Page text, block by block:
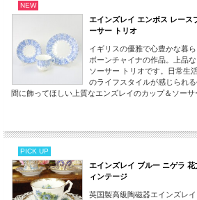
NEW
エインズレイ エンボス レース
ーサー トリオ
イギリスの優雅で心豊かな暮
ボーンチャイナの作品。上品
ソーサー トリオです。日常生
のライフスタイルが感じられ
間に飾ってほしい上質なエンズレイのカップ＆ソーサ
PICK UP
エインズレイ ブルー ニゲラ
ィンテージ
英国製高級陶磁器エインズレ